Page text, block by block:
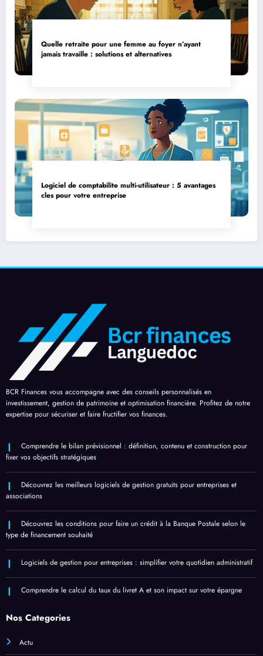
Quelle retraite pour une femme au foyer n’ayant
jamais travaille : solutions et alternatives
Logiciel de comptabilite multi-utilisateur : 5 avantages
cles pour votre entreprise
BCR Finances vous accompagne avec des conseils personnalisés en
investissement, gestion de patrimoine et optimisation financière. Profitez de notre
expertise pour sécuriser et faire fructifier vos finances.
Comprendre le bilan prévisionnel : définition, contenu et construction pour
fixer vos objectifs stratégiques
Découvrez les meilleurs logiciels de gestion gratuits pour entreprises et
associations
Découvrez les conditions pour faire un crédit à la Banque Postale selon le
type de financement souhaité
Logiciels de gestion pour entreprises : simplifier votre quotidien administratif
Comprendre le calcul du taux du livret A et son impact sur votre épargne
Nos Categories
Actu